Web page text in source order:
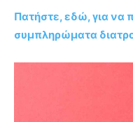
Πατήστε, εδώ, για να
συμπληρώματα